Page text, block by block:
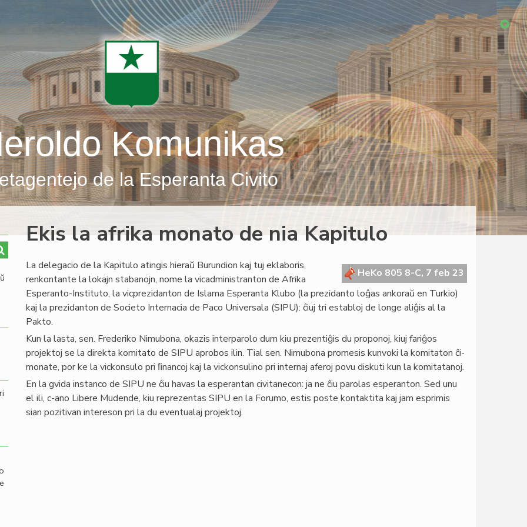
Komunikas
de la Esperanta Civito
Ekis la afrika monato de nia Kapitulo
HeKo 805 8-C, 7 feb 23
La delegacio de la Kapitulo atingis hieraŭ Burundion kaj tuj eklaboris,
renkontante la lokajn stabanojn, nome la vicadministranton de Afrika
Esperanto-Instituto, la vicprezidanton de Islama Esperanta Klubo (la prezidanto loĝas ankoraŭ en Turkio)
kaj la prezidanton de Societo Internacia de Paco Universala (SIPU): ĉiuj tri establoj de longe aliĝis al la
Pakto.
Kun la lasta, sen. Frederiko Nimubona, okazis interparolo dum kiu prezentiĝis du proponoj, kiuj fariĝos
projektoj se la direkta komitato de SIPU aprobos ilin. Tial sen. Nimubona promesis kunvoki la komitaton ĉi-
monate, por ke la vickonsulo pri ﬁnancoj kaj la vickonsulino pri internaj aferoj povu diskuti kun la komitatanoj.
En la gvida instanco de SIPU ne ĉiu havas la esperantan civitanecon: ja ne ĉiu parolas esperanton. Sed unu
el ili, c-ano Libere Mudende, kiu reprezentas SIPU en la Forumo, estis poste kontaktita kaj jam esprimis
sian pozitivan intereson pri la du eventualaj projektoj.